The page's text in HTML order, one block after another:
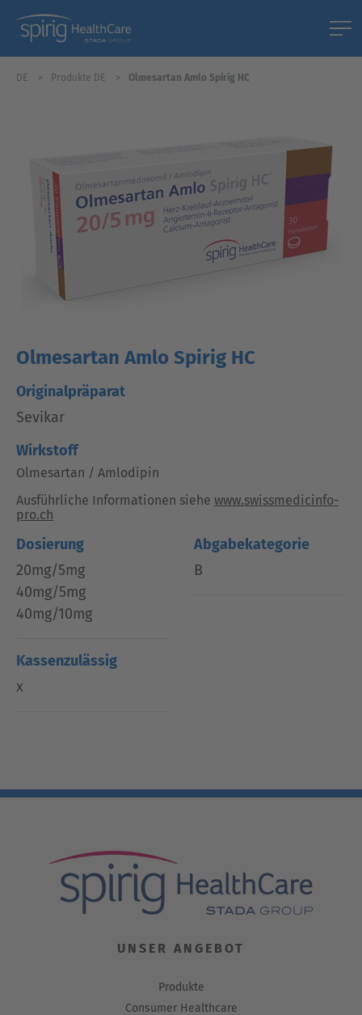
DE Produkte DE Olmesartan Amlo Spirig HC
Olmesartan Amlo Spirig HC
Originalpräparat
Sevikar
Wirkstoff
Olmesartan / Amlodipin
Ausführliche Informationen siehe www.swissmedicinfo-
pro.ch
Dosierung
20mg/5mg
40mg/5mg
40mg/10mg
Abgabekategorie
B
Kassenzulässig
x
UNSER ANGEBOT
Produkte
Consumer Healthcare